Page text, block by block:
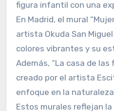
¿Cuáles son
icónicos del
en España?
Los murales icónicos del
incluyen obras
globos” de Banksy en